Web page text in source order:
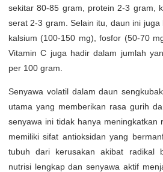
sekitar 80-85 gram, protein 2-3 gram,
serat 2-3 gram. Selain itu, daun ini
kalsium (100-150 mg), fosfor (50-70
Vitamin C juga hadir dalam jumlah
per 100 gram.
Senyawa volatil dalam daun
utama yang memberikan rasa gurih
senyawa ini tidak hanya meningkatkan
memiliki sifat antioksidan yang
tubuh dari kerusakan akibat radikal
nutrisi lengkap dan senyawa aktif